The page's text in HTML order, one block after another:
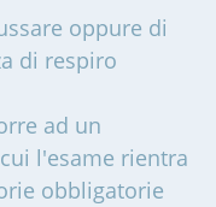
oppure di
di respiro
ad un
l'esame rientra
obbligatorie